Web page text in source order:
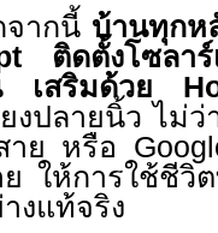
นี้ บ้านทุกห
ติดตั้งโซลา
เสริมด้วย
งปลายนิ้ว ไม่
าย หรือ
ให้การใช้ชีวิ
งแท้จริง